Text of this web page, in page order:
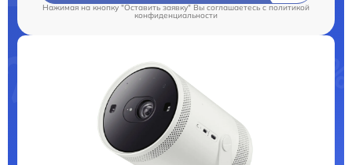
Нажимая на кнопку "Оставить заявку" Вы соглашаетесь c политикой
конфиденциальности